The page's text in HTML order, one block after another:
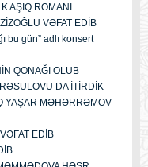
AŞIQ ROMANI
VƏFAT EDİB
bu gün” adlı konsert
QONAĞI OLUB
DA İTİRDİK
YAŞAR MƏHƏRRƏMOV
EDİB